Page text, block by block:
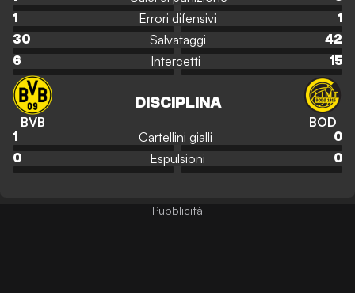
1
Errori difensivi
1
30
Salvataggi
42
6
Intercetti 15
BVB
DISCIPLINA
BOD
1 Cartellini gialli
0
0
Espulsioni 0
Pubblicità